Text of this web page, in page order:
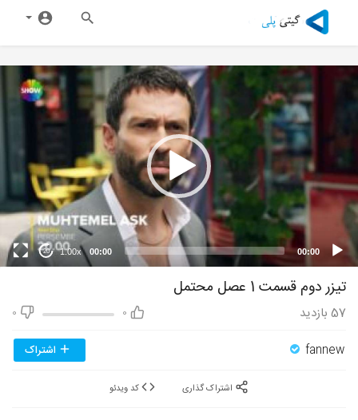
00:00
00:00
1.00x
20
تیزر دوم قسمت 1 عصل محتمل
0
0 57 بازدید
fannew اشتراک